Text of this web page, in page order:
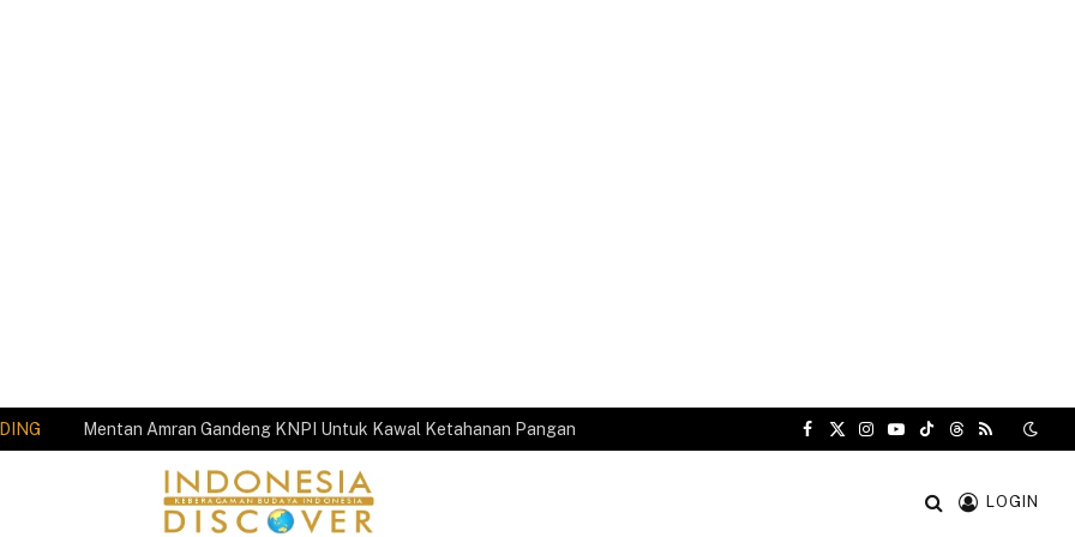
Mentan Amran Gandeng KNPI Untuk Kawal Ketahanan Pangan
Facebook
X
Instagram
YouTube
TikTokThreads
RSS
LOGIN